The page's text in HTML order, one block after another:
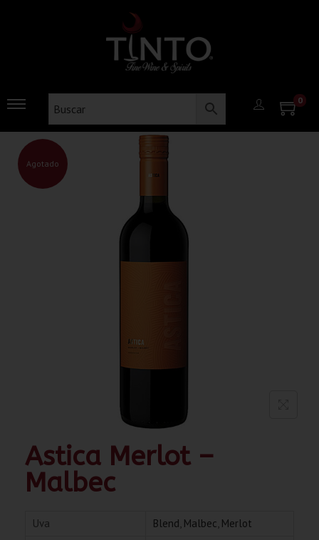
0
Agotado
Astica Merlot –
Malbec
Uva Blend, Malbec, Merlot